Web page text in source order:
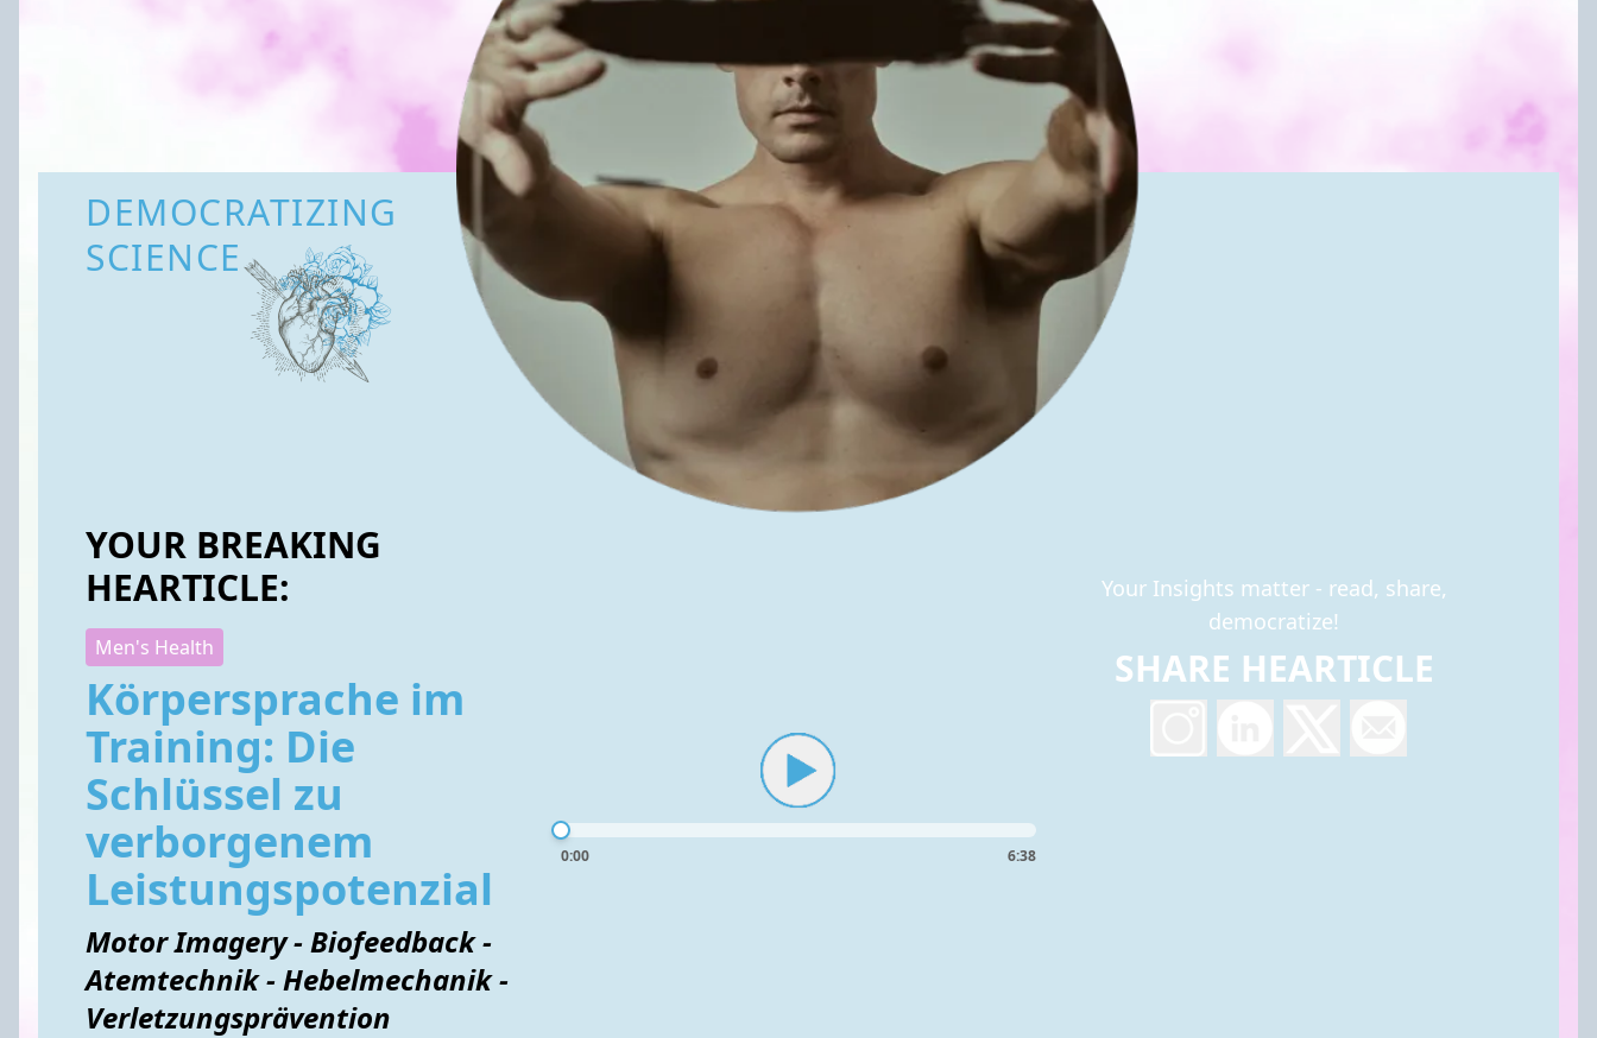
DEMOCRATIZING
SCIENCE
YOUR BREAKING
HEARTICLE:
Men's Health
Körpersprache im
Training: Die
Schlüssel zu
verborgenem
Leistungspotenzial
Motor Imagery - Biofeedback -
Atemtechnik - Hebelmechanik -
Verletzungsprävention
0:00 6:38
Your Insights matter - read, share,
democratize!
SHARE HEARTICLE